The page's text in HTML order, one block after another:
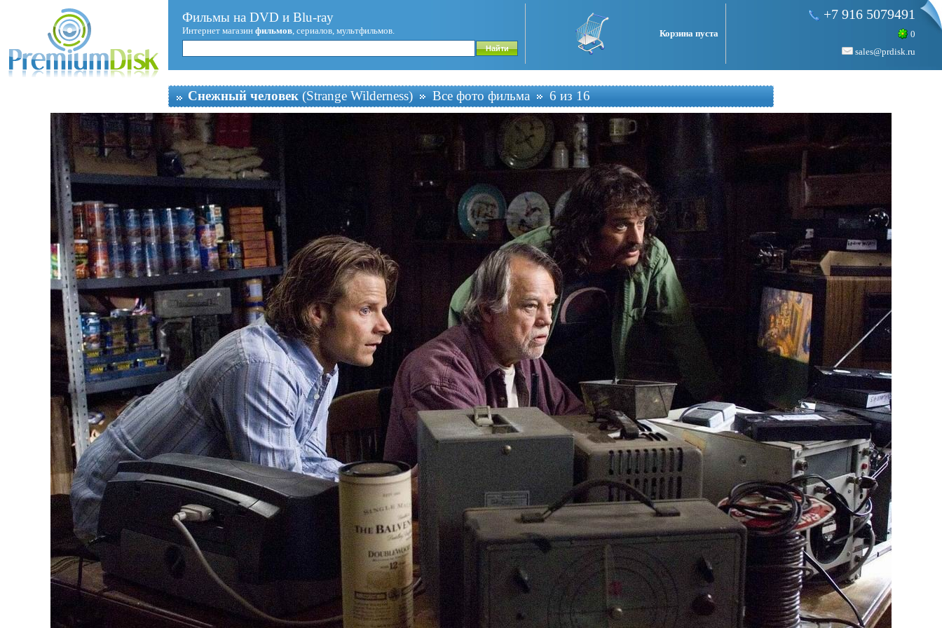
Фильмы на DVD и Blu-ray
Интернет магазин фильмов, сериалов, мультфильмов. Корзина пуста
+7 916 5079491
0
sales@prdisk.ru
Снежный человек (Strange Wilderness) Все фото фильма 6 из 16